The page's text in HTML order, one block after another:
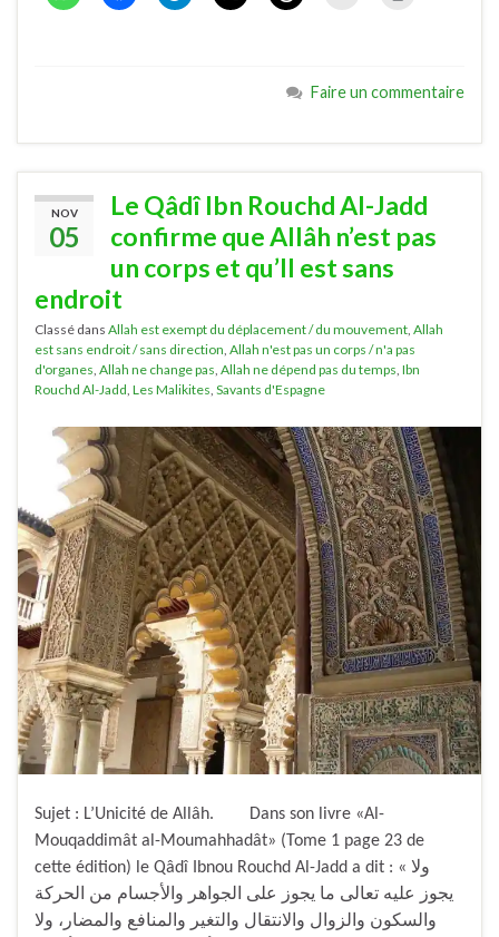
Faire un commentaire
NOV
05
Le Qâdî Ibn Rouchd Al-Jadd
confirme que Allâh n’est pas
un corps et qu’Il est sans
endroit
Classé dans Allah est exempt du déplacement / du mouvement Allah
est sans endroit / sans direction Allah n'est pas un corps / n'a pas
d'organes Allah ne change pas Allah ne dépend pas du temps Ibn
Rouchd Al-Jadd Les Malikites Savants d'Espagne
Sujet : L’Unicité de Allâh. Dans son livre «Al-
Mouqaddimât al-Moumahhadât» (Tome 1 page 23 de
cette édition) le Qâdî Ibnou Rouchd Al-Jadd a dit : « ولا
يجوز عليه تعالى ما يجوز على الجواهر والأجسام من الحركة
والسكون والزوال والانتقال والتغير والمنافع والمضار، ولا